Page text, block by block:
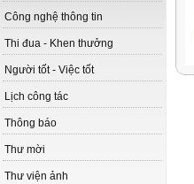
Công nghệ thông tin
Thi đua - Khen thưởng
Người tốt - Việc tốt
Lịch công tác
Thông báo
Thư mời
Thư viện ảnh